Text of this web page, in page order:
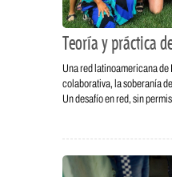
Teoría y práctica
Una red latinoamericana de
colaborativa, la soberanía
Un desafío en red, sin